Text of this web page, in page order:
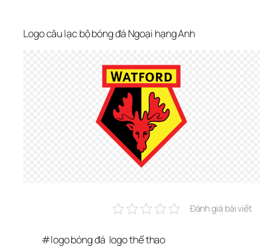
Logo câu lạc bộ bóng đá Ngoại hạng Anh
Đánh giá bài viết
#logo bóng đá logo thể thao